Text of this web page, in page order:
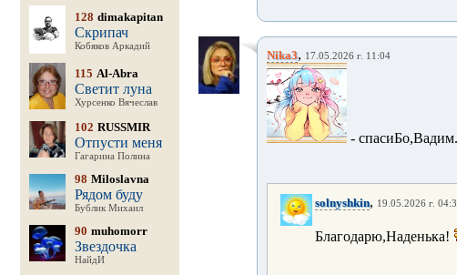
128 dimakapitan
Скрипач
Кобяков Аркадий
115 Al-Abra
Светит луна
Хурсенко Вячеслав
102 RUSSMIR
Отпусти меня
Гагарина Полина
98 Miloslavna
Рядом буду
Бублик Михаил
90 muhomorr
Звездочка
НайдИ
Nika3, 17.05.2026 г. 11:04
-
solnyshkin, 19.05.2026 г.
Благодарю,Наденька!